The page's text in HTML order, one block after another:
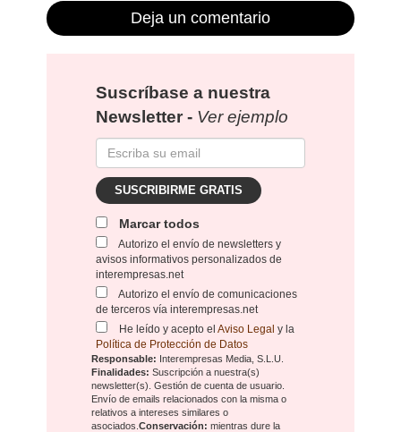
Deja un comentario
Suscríbase a nuestra
Newsletter - Ver ejemplo
SUSCRIBIRME GRATIS
Marcar todos
Autorizo el envío de newsletters y
avisos informativos personalizados de
interempresas.net
Autorizo el envío de comunicaciones
de terceros vía interempresas.net
He leído y acepto elAviso Legal y la
Política de Protección de Datos
Responsable: Interempresas Media, S.L.U.
Finalidades: Suscripción a nuestra(s)
newsletter(s). Gestión de cuenta de usuario.
Envío de emails relacionados con la misma o
relativos a intereses similares o
asociados.Conservación: mientras dure la